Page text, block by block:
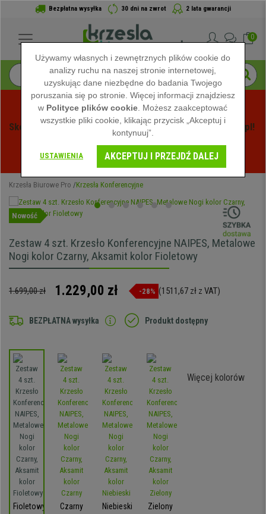
Bezpłatna wysyłka 30 dni na zwrot 2 lata gwarancji
0
Skorzystaj z Letnich Wyprzedaży na Krzeslabiurowepro.pl!
Zobacz oferty -
Krzesła Biurowe Pro Krzesła Konferencyjne
Nowość
Zestaw 4 szt. Krzesło Konferencyjne NAIPES, Metalowe
Nogi kolor Czarny, Aksamit kolor Fioletowy
1.699,00 zł 1.229,00 zł -28% (1511,67 zł z VAT)
BEZPŁATNA wysyłka Produkt dostępny
Fioletowy Czarny Niebieski Zielony
Więcej kolorów
Używamy własnych i zewnętrznych plików cookie do
analizy ruchu na naszej stronie internetowej,
uzyskując dane niezbędne do badania Twojego
poruszania się po stronie. Więcej informacji znajdziesz
w Polityce plików cookie . Możesz zaakceptować
wszystkie pliki cookie, klikając przycisk „Akceptuj i
kontynuuj”.
USTAWIENIA AKCEPTUJ I PRZEJDŹ DALEJ